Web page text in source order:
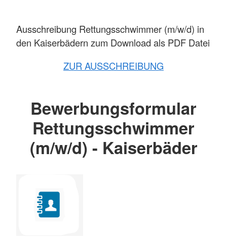
Ausschreibung Rettungsschwimmer (m/w/d) in
den Kaiserbädern zum Download als PDF Datei
ZUR AUSSCHREIBUNG
Bewerbungsformular
Rettungsschwimmer
(m/w/d) - Kaiserbäder